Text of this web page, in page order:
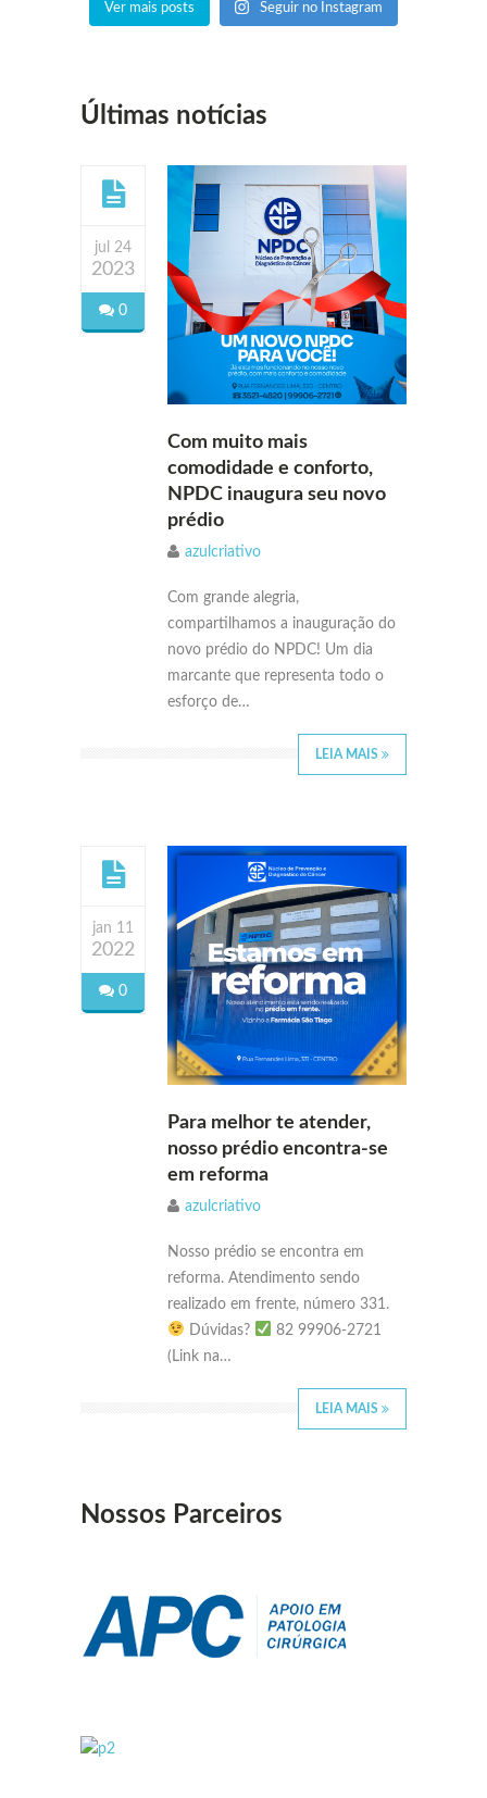
Ver mais posts Seguir no Instagram
Últimas notícias
jul 24
2023
0
Com muito mais
comodidade e conforto,
NPDC inaugura seu novo
prédio
azulcriativo
Com grande alegria,
compartilhamos a inauguração do
novo prédio do NPDC! Um dia
marcante que representa todo o
esforço de…
LEIA MAIS
jan 11
2022
0
Para melhor te atender,
nosso prédio encontra-se
em reforma
azulcriativo
Nosso prédio se encontra em
reforma. Atendimento sendo
realizado em frente, número 331.
Dúvidas?
82 99906-2721
(Link na…
LEIA MAIS
Nossos Parceiros